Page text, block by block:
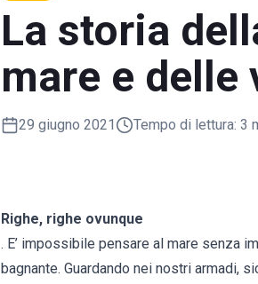
La storia
mare e delle
29 giugno 2021 Tempo di lettura: 3
Righe, righe ovunque
. E’ impossibile pensare al mare senza
bagnante. Guardando nei nostri armadi,